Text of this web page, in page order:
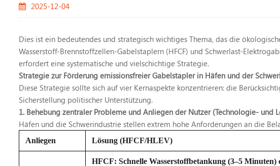
2025-12-04
Dies ist ein bedeutendes und strategisch wichtiges Thema, das die
Wasserstoff-Brennstoffzellen-Gabelstaplern (HFCF) und Schwerlast-
erfordert eine systematische und vielschichtige Strategie.
Strategie zur Förderung emissionsfreier Gabelstapler in Häfen und der
Diese Strategie sollte sich auf vier Kernaspekte konzentrieren: die
Sicherstellung politischer Unterstützung.
1. Behebung zentraler Probleme und Anliegen der Nutzer (Technologie- und
Häfen und die Schwerindustrie stellen extrem hohe Anforderungen an die
Anliegen Lösung (HFCF/HLEV)
HFCF: Schnelle Wasserstoffbetankung (3–5 Minuten)